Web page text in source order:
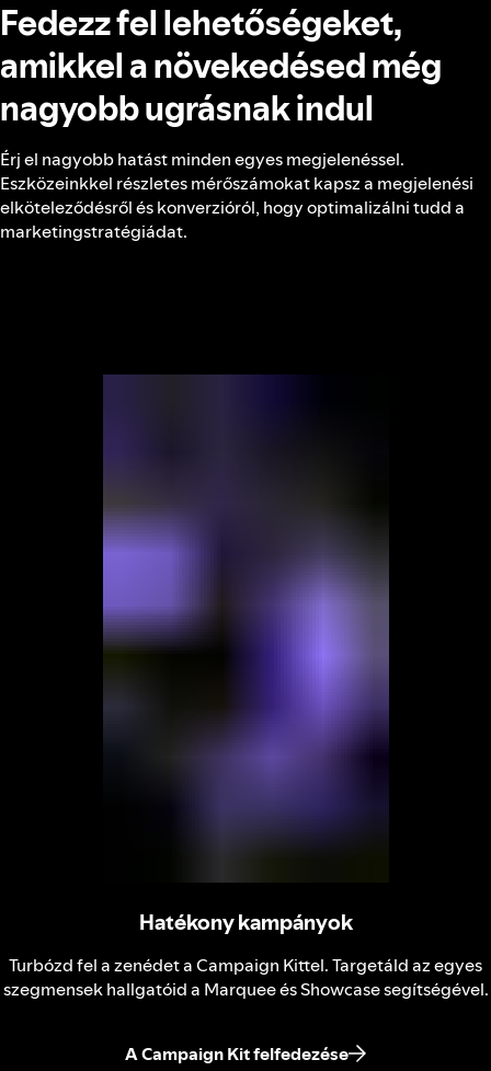
Fedezz fel lehetőségeket,
amikkel a növekedésed még
nagyobb ugrásnak indul
Érj el nagyobb hatást minden egyes megjelenéssel.
Eszközeinkkel részletes mérőszámokat kapsz a megjelenési
elköteleződésről és konverzióról, hogy optimalizálni tudd a
marketingstratégiádat.
Hatékony kampányok
Turbózd fel a zenédet a Campaign Kittel. Targetáld az egyes
szegmensek hallgatóid a Marquee és Showcase segítségével.
A Campaign Kit felfedezése